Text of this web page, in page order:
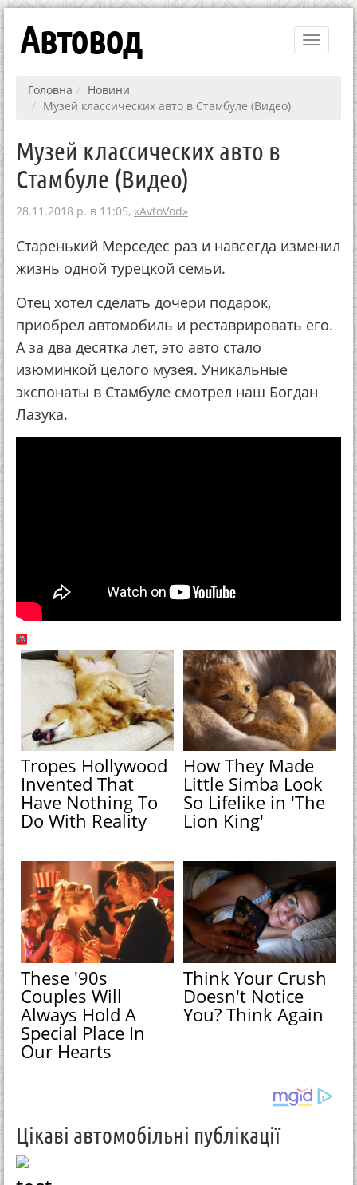
Toggle
Автовод
Головна
Новини
Музей классических авто в Стамбуле (Видео)
Музей классических авто в
Стамбуле (Видео)
28.11.2018 р. в 11:05, «AvtoVod»
Старенький Мерседес раз и навсегда изменил
жизнь одной турецкой семьи.
Отец хотел сделать дочери подарок,
приобрел автомобиль и реставрировать его.
А за два десятка лет, это авто стало
изюминкой целого музея. Уникальные
экспонаты в Стамбуле смотрел наш Богдан
Лазука.
Tropes Hollywood
Invented That
Have Nothing To
Do With Reality
How They Made
Little Simba Look
So Lifelike in 'The
Lion King'
These '90s
Couples Will
Always Hold A
Special Place In
Our Hearts
Think Your Crush
Doesn't Notice
You? Think Again
Цікаві автомобільні публікації